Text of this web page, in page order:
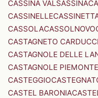
CASSINA VALSASSINA
CASSINELLE
CASSOLACASSOLNOVO
CASTAGNETO CARDUCCI
CASTAGNOLE DELLE
CASTAGNOLE PIEMONTE
CASTEGGIO
CASTEL BARONIA